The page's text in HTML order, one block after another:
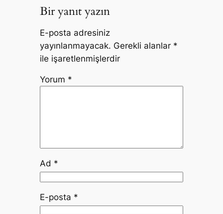
Bir yanıt yazın
E-posta adresiniz
yayınlanmayacak. Gerekli alanlar *
ile işaretlenmişlerdir
Yorum *
Ad *
E-posta *